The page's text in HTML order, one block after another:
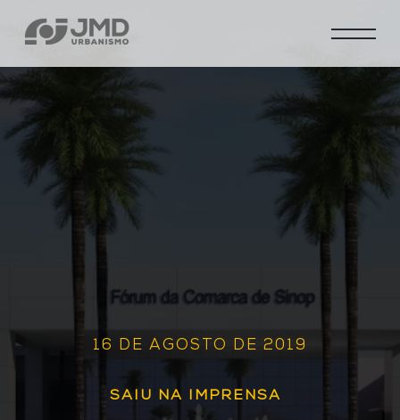
16 DE AGOSTO DE 2019
SAIU NA IMPRENSA